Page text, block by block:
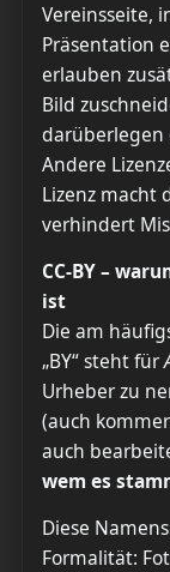
Vereinsseite,
Präsentation
erlauben
Bild
darüberlegen
Andere
Lizenz macht
verhindert
CC-BY –
ist
Die am
„BY“ steht für
Urheber zu
(auch
auch
wem es
Diese
Formalität: